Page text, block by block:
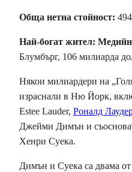
Обща нетна стойност:
Най-богат жител:
Блумбърг, 106 милиарда
Някои милиардери на
израснали в Ню Йорк,
Estee Lauder, Роналд
Джейми Димън и
Хенри Суека.
Димън и Суека са двама